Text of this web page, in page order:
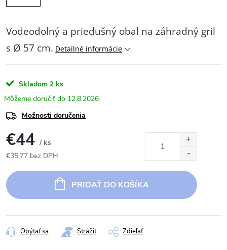
Vodeodolný a priedušný obal na záhradný gril
s Ø 57 cm. Detailné informácie
Skladom 2 ks
12.8.2026
Možnosti doručenia
€44 / ks
€35,77 bez DPH
cena:
PRIDAŤ DO KOŠÍKA
Opýtať sa Strážiť Zdieľať